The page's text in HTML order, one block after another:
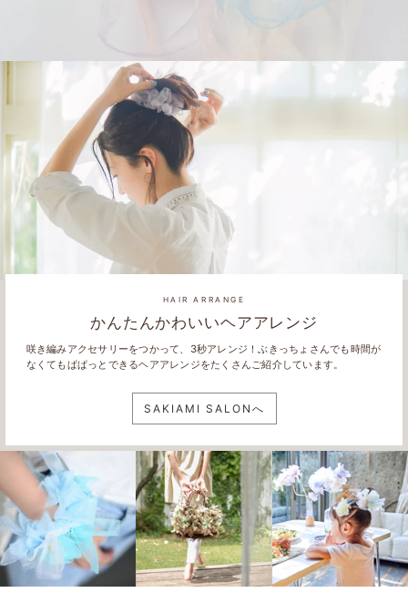
HAIR ARRANGE
かんたんかわいいヘアアレンジ
咲き編みアクセサリーをつかって、3秒アレンジ！ぶきっちょさんでも時間が
なくてもぱぱっとできるヘアアレンジをたくさんご紹介しています。
SAKIAMI SALONへ